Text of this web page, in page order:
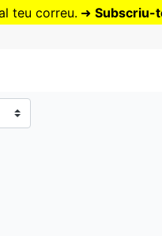
Vés
teu correu. ➜ Subscriu-